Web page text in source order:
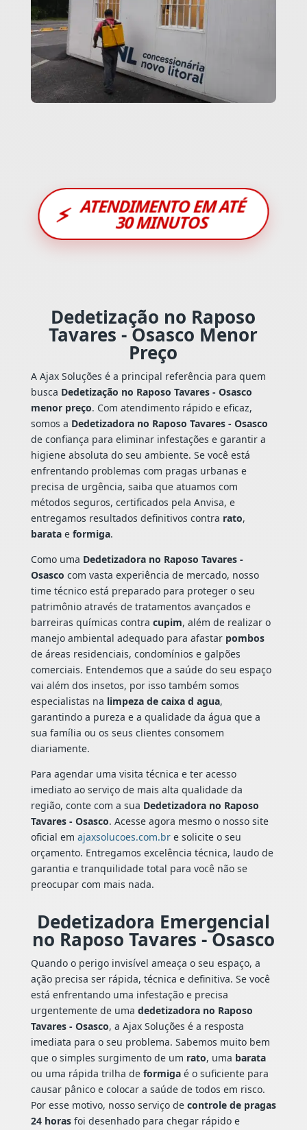
⚡ ATENDIMENTO EM ATÉ
30 MINUTOS
Dedetização no Raposo
Tavares - Osasco Menor
Preço
A Ajax Soluções é a principal referência para quem
busca Dedetização no Raposo Tavares - Osasco
menor preço. Com atendimento rápido e eficaz,
somos a Dedetizadora no Raposo Tavares - Osasco
de confiança para eliminar infestações e garantir a
higiene absoluta do seu ambiente. Se você está
enfrentando problemas com pragas urbanas e
precisa de urgência, saiba que atuamos com
métodos seguros, certificados pela Anvisa, e
entregamos resultados definitivos contra rato,
baratae formiga.
Como uma Dedetizadora no Raposo Tavares -
Osasco com vasta experiência de mercado, nosso
time técnico está preparado para proteger o seu
patrimônio através de tratamentos avançados e
barreiras químicas contra cupim, além de realizar o
manejo ambiental adequado para afastar pombos
de áreas residenciais, condomínios e galpões
comerciais. Entendemos que a saúde do seu espaço
vai além dos insetos, por isso também somos
especialistas na limpeza de caixa d agua,
garantindo a pureza e a qualidade da água que a
sua família ou os seus clientes consomem
diariamente.
Para agendar uma visita técnica e ter acesso
imediato ao serviço de mais alta qualidade da
região, conte com a sua Dedetizadora no Raposo
Tavares - Osasco. Acesse agora mesmo o nosso site
oficial em ajaxsolucoes.com.bre solicite o seu
orçamento. Entregamos excelência técnica, laudo de
garantia e tranquilidade total para você não se
preocupar com mais nada.
Dedetizadora Emergencial
no Raposo Tavares - Osasco
Quando o perigo invisível ameaça o seu espaço, a
ação precisa ser rápida, técnica e definitiva. Se você
está enfrentando uma infestação e precisa
urgentemente de uma dedetizadora no Raposo
Tavares - Osasco, a Ajax Soluções é a resposta
imediata para o seu problema. Sabemos muito bem
que o simples surgimento de um rato, uma barata
ou uma rápida trilha de formigaé o suficiente para
causar pânico e colocar a saúde de todos em risco.
Por esse motivo, nosso serviço de controle de pragas
24 horasfoi desenhado para chegar rápido e